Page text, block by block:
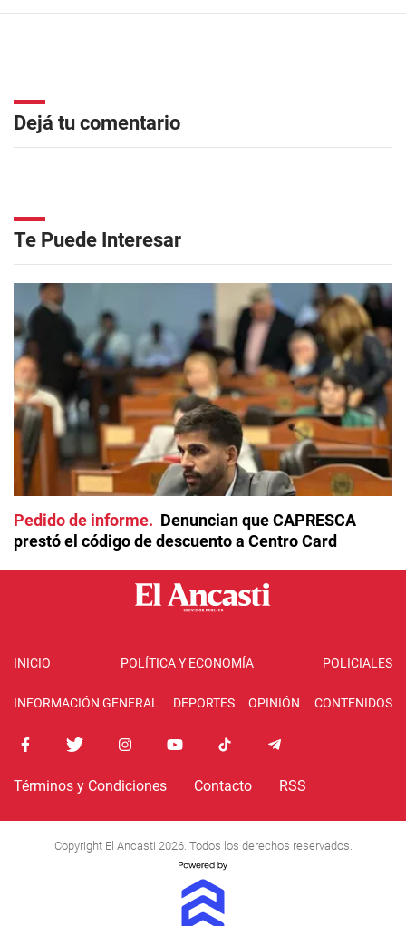
Dejá tu comentario
Te Puede Interesar
Pedido de informe
Denuncian que CAPRESCA
prestó el código de descuento a Centro Card
INICIO POLÍTICA Y ECONOMÍA POLICIALES
INFORMACIÓN GENERAL DEPORTES OPINIÓN CONTENIDOS
Términos y Condiciones Contacto RSS
Copyright El Ancasti 2026. Todos los derechos reservados.